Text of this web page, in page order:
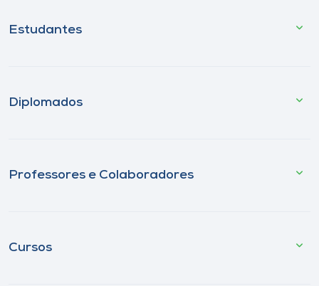
Estudantes
Diplomados
Professores e Colaboradores
Cursos